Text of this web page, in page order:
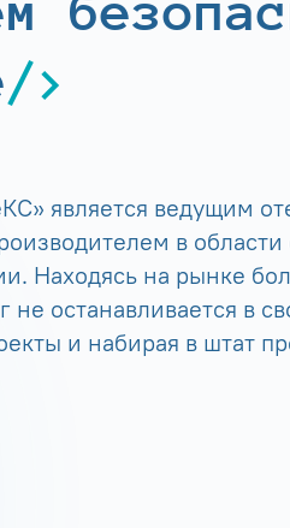
является ведущим
в области
Находясь на рынке
останавливается в
и набирая в штат